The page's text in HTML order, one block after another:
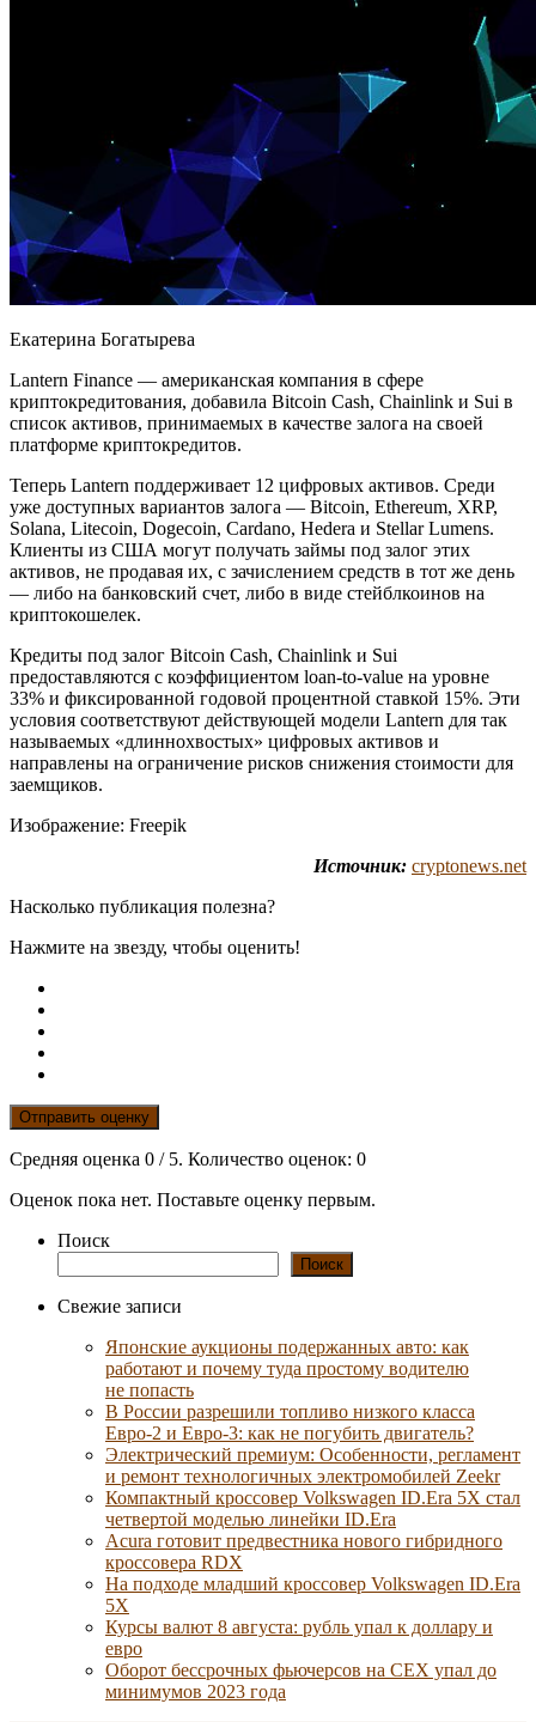
Екатерина Богатырева
Lantern Finance — американская компания в сфере
криптокредитования, добавила Bitcoin Cash, Chainlink и Sui в
список активов, принимаемых в качестве залога на своей
платформе криптокредитов.
Теперь Lantern поддерживает 12 цифровых активов. Среди
уже доступных вариантов залога — Bitcoin, Ethereum, XRP,
Solana, Litecoin, Dogecoin, Cardano, Hedera и Stellar Lumens.
Клиенты из США могут получать займы под залог этих
активов, не продавая их, с зачислением средств в тот же день
— либо на банковский счет, либо в виде стейблкоинов на
криптокошелек.
Кредиты под залог Bitcoin Cash, Chainlink и Sui
предоставляются с коэффициентом loan-to-value на уровне
33% и фиксированной годовой процентной ставкой 15%. Эти
условия соответствуют действующей модели Lantern для так
называемых «длиннохвостых» цифровых активов и
направлены на ограничение рисков снижения стоимости для
заемщиков.
Изображение: Freepik
Источник: cryptonews.net
Насколько публикация полезна?
Нажмите на звезду, чтобы оценить!
Отправить оценку
Средняя оценка 0 / 5. Количество оценок: 0
Оценок пока нет. Поставьте оценку первым.
Поиск
Поиск
Свежие записи
Японские аукционы подержанных авто: как
работают и почему туда простому водителю
не попасть
В России разрешили топливо низкого класса
Евро-2 и Евро-3: как не погубить двигатель?
Электрический премиум: Особенности, регламент
и ремонт технологичных электромобилей Zeekr
Компактный кроссовер Volkswagen ID.Era 5X стал
четвертой моделью линейки ID.Era
Acura готовит предвестника нового гибридного
кроссовера RDX
На подходе младший кроссовер Volkswagen ID.Era
5X
Курсы валют 8 августа: рубль упал к доллару и
евро
Оборот бессрочных фьючерсов на CEX упал до
минимумов 2023 года